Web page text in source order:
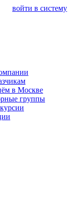
войти в систему
в Москве
группы